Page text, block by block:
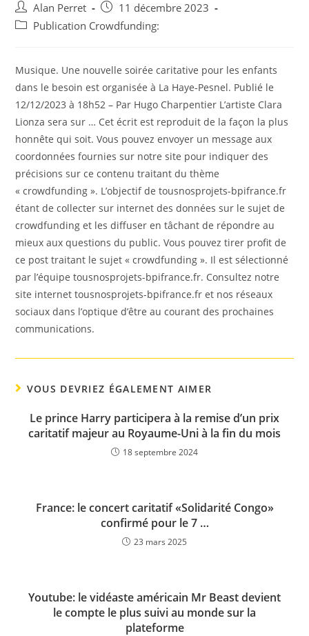
Auteur/autrice
de
Alan Perret
Post
published:
11 décembre 2023
PostPublication Crowdfunding:
Musique. Une nouvelle soirée caritative pour les enfants
dans le besoin est organisée à La Haye-Pesnel. Publié le
12/12/2023 à 18h52 – Par Hugo Charpentier L’artiste Clara
Lionza sera sur … Cet écrit est reproduit de la façon la plus
honnête qui soit. Vous pouvez envoyer un message aux
coordonnées fournies sur notre site pour indiquer des
précisions sur ce contenu traitant du thème
« crowdfunding ». L’objectif de tousnosprojets-bpifrance.fr
étant de collecter sur internet des données sur le sujet de
crowdfunding et les diffuser en tâchant de répondre au
mieux aux questions du public. Vous pouvez tirer profit de
ce post traitant le sujet « crowdfunding ». Il est sélectionné
par l’équipe tousnosprojets-bpifrance.fr. Consultez notre
site internet tousnosprojets-bpifrance.fr et nos réseaux
sociaux dans l’optique d’être au courant des prochaines
communications.
VOUS DEVRIEZ ÉGALEMENT AIMER
Le prince Harry participera à la remise d’un prix
caritatif majeur au Royaume-Uni à la fin du mois
18 septembre 2024
France: le concert caritatif «Solidarité Congo»
confirmé pour le 7 …
23 mars 2025
Youtube: le vidéaste américain Mr Beast devient
le compte le plus suivi au monde sur la
plateforme